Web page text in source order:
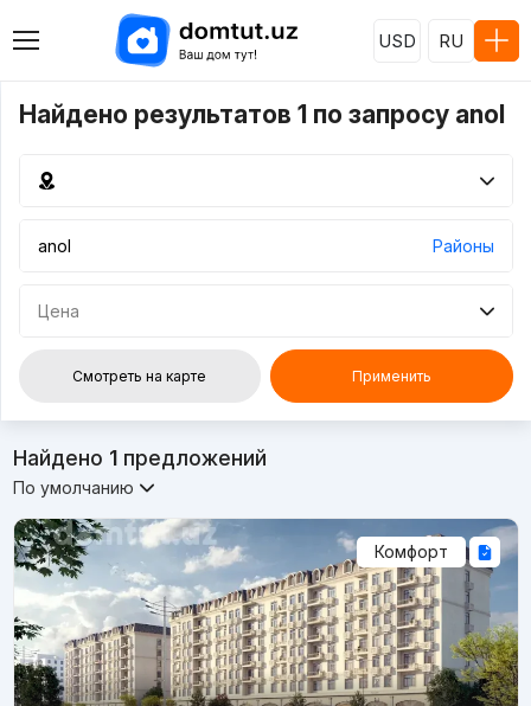
USD RU
Найдено результатов 1 по запросу anol
Районы
Цена
Смотреть на карте Применить
Найдено 1предложений
По умолчанию
Комфорт